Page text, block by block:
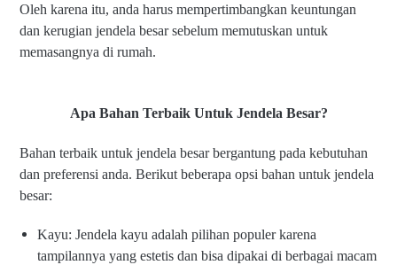
Oleh karena itu, anda harus mempertimbangkan keuntungan
dan kerugian jendela besar sebelum memutuskan untuk
memasangnya di rumah.
Apa Bahan Terbaik Untuk Jendela Besar?
Bahan terbaik untuk jendela besar bergantung pada kebutuhan
dan preferensi anda. Berikut beberapa opsi bahan untuk jendela
besar:
Kayu: Jendela kayu adalah pilihan populer karena
tampilannya yang estetis dan bisa dipakai di berbagai macam